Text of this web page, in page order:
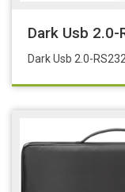
Dark Usb
Dark Usb 2.0-